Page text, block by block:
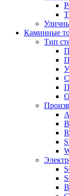
Каминные
Тип